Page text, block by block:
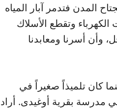
المدن فتدمر آبار المياه
وتقطع الأسلاك
وأن أسرنا ومعابدنا
كان تلميذاً صغيراً في
مدرسة بقرية أوغيدى. أراد